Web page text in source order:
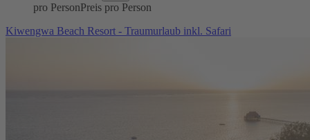
pro PersonPreis pro Person
Kiwengwa Beach Resort - Traumurlaub inkl. Safari